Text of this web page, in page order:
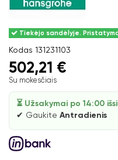
Tiekėjo sandėlyje.
Kodas 131231103
502,21 €
Su mokesčiais
⏳ Užsakymai po 14:00
✔ Gaukite Antradienis